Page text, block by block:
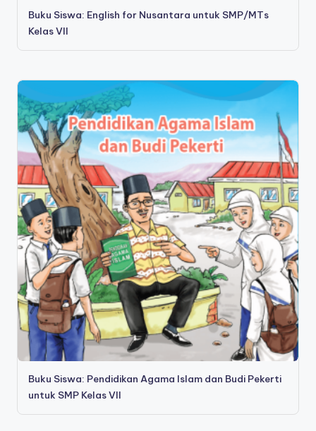
Buku Siswa: English for Nusantara untuk SMP/MTs
Kelas VII
Buku Siswa: Pendidikan Agama Islam dan Budi Pekerti
untuk SMP Kelas VII